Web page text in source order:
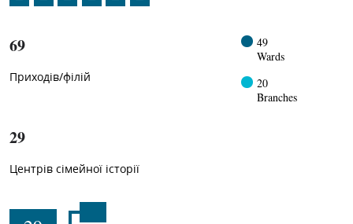
69
Приходів/філій
49
Wards
20
Branches
29
Центрів сімейної історії